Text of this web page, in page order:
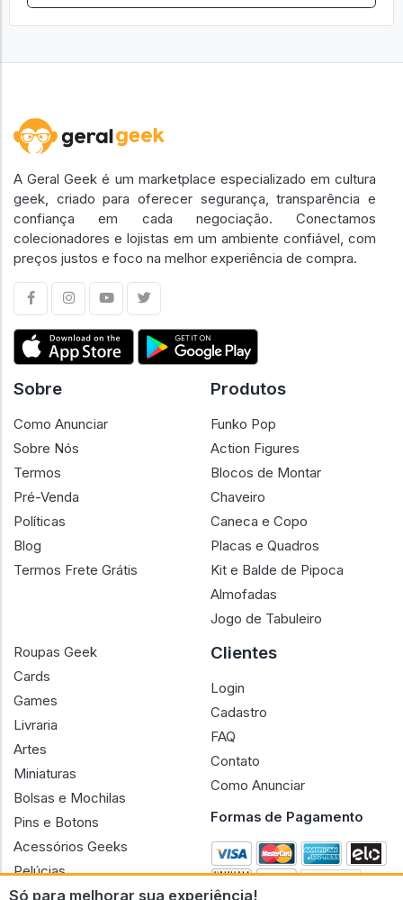
Só para melhorar sua experiência!
A Geral Geek é um marketplace especializado em cultura
geek, criado para oferecer segurança, transparência e
confiança em cada negociação. Conectamos
colecionadores e lojistas em um ambiente confiável, com
preços justos e foco na melhor experiência de compra.
Sobre
Como Anunciar
Sobre Nós
Termos
Pré-Venda
Políticas
Blog
Termos Frete Grátis
Produtos
Funko Pop
Action Figures
Blocos de Montar
Chaveiro
Caneca e Copo
Placas e Quadros
Kit e Balde de Pipoca
Almofadas
Jogo de Tabuleiro
Roupas Geek
Cards
Games
Livraria
Artes
Miniaturas
Bolsas e Mochilas
Pins e Botons
Acessórios Geeks
Pelúcias
Bonecas
Clientes
Login
Cadastro
FAQ
Contato
Como Anunciar
Formas de Pagamento